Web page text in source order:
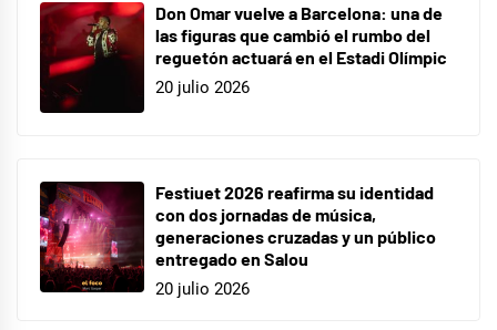
Don Omar vuelve a Barcelona: una de
las figuras que cambió el rumbo del
reguetón actuará en el Estadi Olímpic
20 julio 2026
Festiuet 2026 reafirma su identidad
con dos jornadas de música,
generaciones cruzadas y un público
entregado en Salou
20 julio 2026